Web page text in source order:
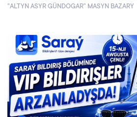
"ALTYN ASYR GÜNDOGAR" MASYN BAZARY